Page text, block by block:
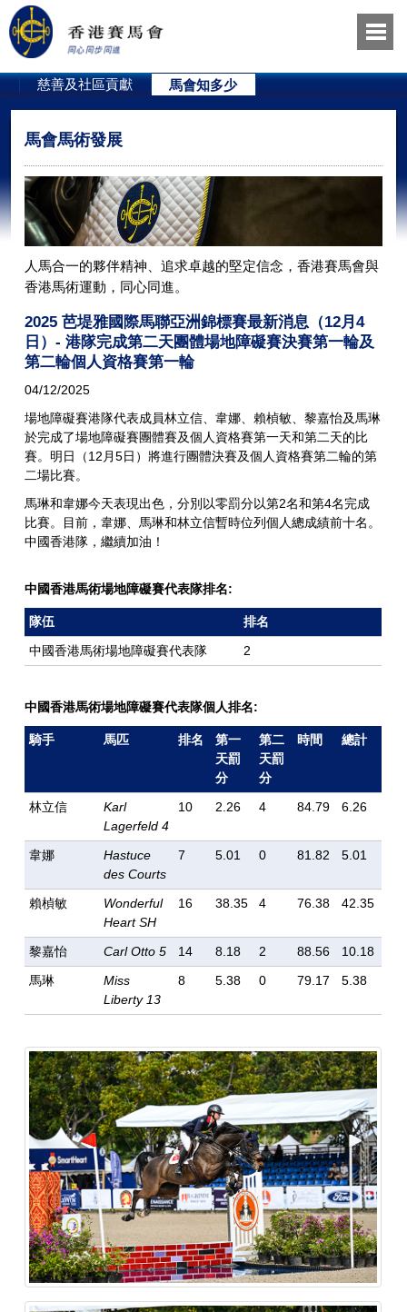
慈善及社區貢獻 馬會知多少
馬會馬術發展
人馬合一的夥伴精神、追求卓越的堅定信念，香港賽馬會與
香港馬術運動，同心同進。
2025 芭堤雅國際馬聯亞洲錦標賽最新消息（12月4
日）- 港隊完成第二天團體場地障礙賽決賽第一輪及
第二輪個人資格賽第一輪
04/12/2025
場地障礙賽港隊代表成員林立信、韋娜、賴楨敏、黎嘉怡及馬琳
於完成了場地障礙賽團體賽及個人資格賽第一天和第二天的比
賽。明日（12月5日）將進行團體決賽及個人資格賽第二輪的第
二場比賽。
馬琳和韋娜今天表現出色，分別以零罰分以第2名和第4名完成
比賽。目前，韋娜、馬琳和林立信暫時位列個人總成績前十名。
中國香港隊，繼續加油！
中國香港馬術場地障礙賽代表隊排名:
隊伍
排名
中國香港馬術場地障礙賽代表隊
2
中國香港馬術場地障礙賽代表隊個人排名:
騎手 馬匹 排名
第一
天罰
分
第二
天罰
分
時間 總計
林立信
Karl
Lagerfeld 4
10 2.26 4 84.79 6.26
韋娜
Hastuce
des Courts
7 5.01 0 81.82 5.01
賴楨敏
Wonderful
Heart SH
16 38.35 4 76.38 42.35
黎嘉怡 Carl Otto 5 14 8.18 2 88.56
10.18
馬琳
Miss
Liberty 13
8 5.38 0 79.17 5.38